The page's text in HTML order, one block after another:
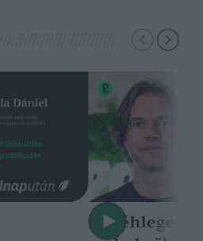
A méhlegelő